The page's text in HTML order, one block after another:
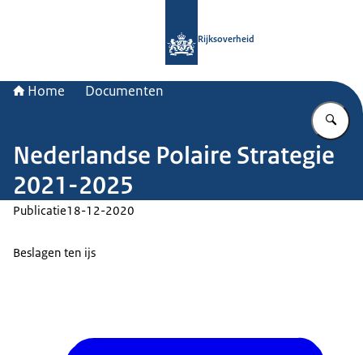
Rijksoverheid
Home Documenten
Nederlandse Polaire Strategie
2021-2025
Publicatie18-12-2020
Beslagen ten ijs